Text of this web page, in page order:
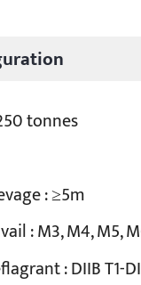
tonnes
: ≥5m
: M3, M4, M5,
: DIIB T1-